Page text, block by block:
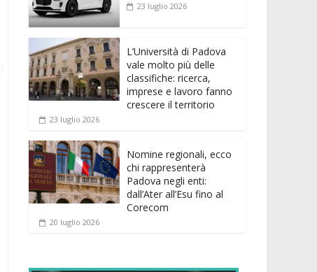
o
k
p g
dI
n
vi
di
23 luglio 2026
L’Università di Padova
vale molto più delle
classifiche: ricerca,
imprese e lavoro fanno
crescere il territorio
23 luglio 2026
Nomine regionali, ecco
chi rappresenterà
Padova negli enti:
dall’Ater all’Esu fino al
Corecom
20 luglio 2026